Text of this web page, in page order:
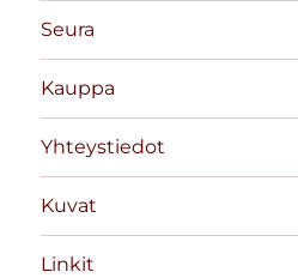
Seura
Kauppa
Yhteystiedot
Kuvat
Linkit